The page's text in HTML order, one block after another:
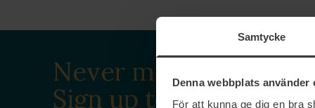
Samtycke
Denna webbplats använder
För att kunna ge dig en bra
Never miss a beat.
Sign up to our